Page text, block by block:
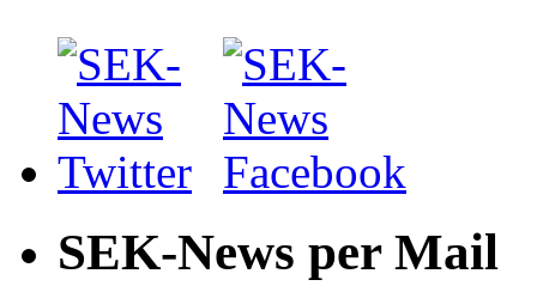
SEK-News per Mail